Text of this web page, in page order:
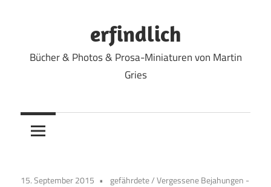
erfindlich
Bücher & Photos & Prosa-Miniaturen von Martin
Gries
15. September 2015 gefährdete/Vergessene Bejahungen -